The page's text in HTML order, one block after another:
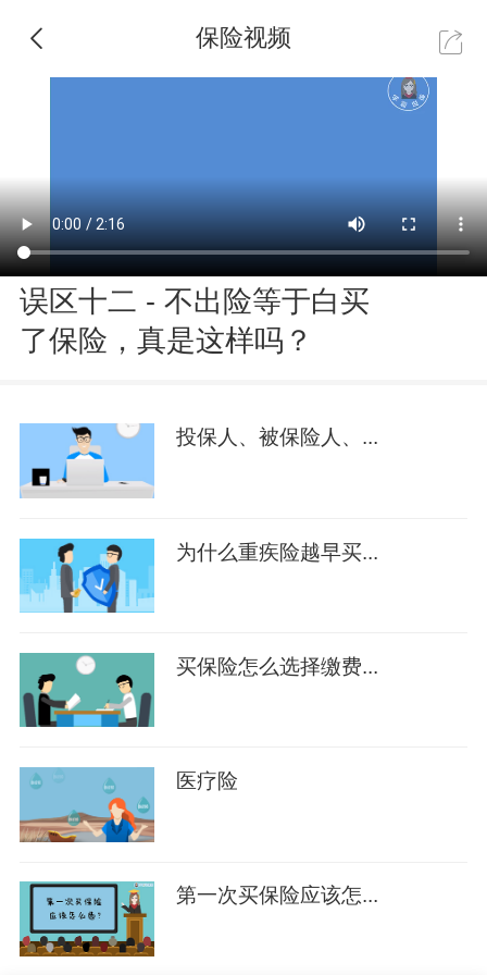
保险视频
误区十二 - 不出险等于白买
了保险，真是这样吗？
投保人、被保险人、...
为什么重疾险越早买...
买保险怎么选择缴费...
医疗险
第一次买保险应该怎...